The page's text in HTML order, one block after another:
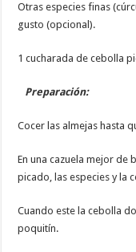
Otras especies finas
gusto (opcional).
1 cucharada de cebolla
Preparación:
Cocer las almejas hasta
En una cazuela mejor de
picado, las especies y la
Cuando este la cebolla
poquitín.